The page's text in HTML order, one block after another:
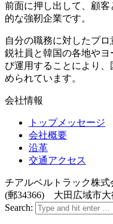
前面に押し出して、顧
的な強靭企業です。
自分の職務に対したプ
鋭社員と韓国の各地や
び運用することにより
められています。
会社情報
トップメッセージ
会社概要
沿革
交通アクセス
チアルベルトラック株式
(郵34366) 大田広域市大
Search: